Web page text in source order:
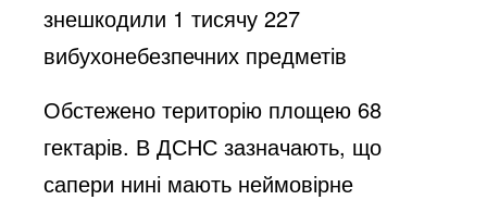
знешкодили 1 тисячу 227
вибухонебезпечних предметів
Обстежено територію площею 68
гектарів. В ДСНС зазначають, що
сапери нині мають неймовірне